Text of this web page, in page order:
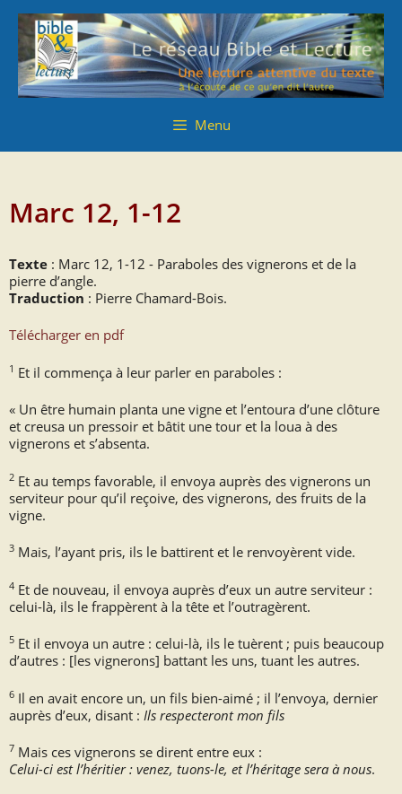
contenu
contenu
Menu
Marc 12, 1-12
Texte : Marc 12, 1-12 - Paraboles des vignerons et de la
pierre d’angle.
Traduction : Pierre Chamard-Bois.
Télécharger en pdf
1 Et il commença à leur parler en paraboles :
« Un être humain planta une vigne et l’entoura d’une clôture
et creusa un pressoir et bâtit une tour et la loua à des
vignerons et s’absenta.
2 Et au temps favorable, il envoya auprès des vignerons un
serviteur pour qu’il reçoive, des vignerons, des fruits de la
vigne.
3 Mais, l’ayant pris, ils le battirent et le renvoyèrent vide.
4 Et de nouveau, il envoya auprès d’eux un autre serviteur :
celui-là, ils le frappèrent à la tête et l’outragèrent.
5 Et il envoya un autre : celui-là, ils le tuèrent ; puis beaucoup
d’autres : [les vignerons] battant les uns, tuant les autres.
6 Il en avait encore un, un fils bien-aimé ; il l’envoya, dernier
auprès d’eux, disant : Ils respecteront mon fils
7 Mais ces vignerons se dirent entre eux :
Celui-ci est l’héritier : venez, tuons-le, et l’héritage sera à nous.